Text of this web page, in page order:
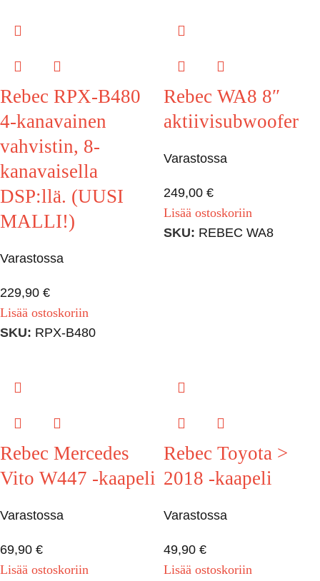
Rebec RPX-B480
4-kanavainen
vahvistin, 8-
kanavaisella
DSP:llä. (UUSI
MALLI!)
Varastossa
229,90 €
Lisää ostoskoriin
SKU: RPX-B480
Rebec WA8 8″
aktiivisubwoofer
Varastossa
249,00 €
Lisää ostoskoriin
SKU: REBEC WA8
Rebec Mercedes
Vito W447 -kaapeli
Varastossa
69,90 €
Lisää ostoskoriin
Rebec Toyota >
2018 -kaapeli
Varastossa
49,90 €
Lisää ostoskoriin